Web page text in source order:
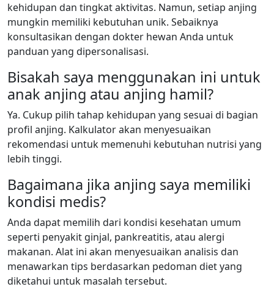
kehidupan dan tingkat aktivitas. Namun, setiap anjing
mungkin memiliki kebutuhan unik. Sebaiknya
konsultasikan dengan dokter hewan Anda untuk
panduan yang dipersonalisasi.
Bisakah saya menggunakan ini untuk
anak anjing atau anjing hamil?
Ya. Cukup pilih tahap kehidupan yang sesuai di bagian
profil anjing. Kalkulator akan menyesuaikan
rekomendasi untuk memenuhi kebutuhan nutrisi yang
lebih tinggi.
Bagaimana jika anjing saya memiliki
kondisi medis?
Anda dapat memilih dari kondisi kesehatan umum
seperti penyakit ginjal, pankreatitis, atau alergi
makanan. Alat ini akan menyesuaikan analisis dan
menawarkan tips berdasarkan pedoman diet yang
diketahui untuk masalah tersebut.